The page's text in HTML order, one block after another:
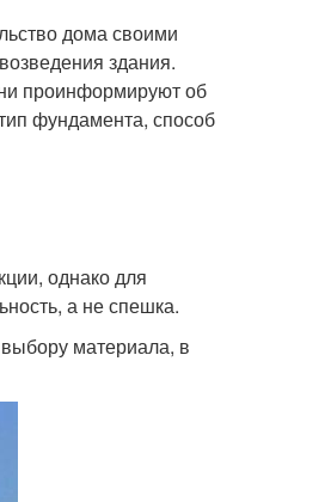
дома своими
здания.
проинформируют об
фундамента, способ
однако для
а не спешка.
материала, в